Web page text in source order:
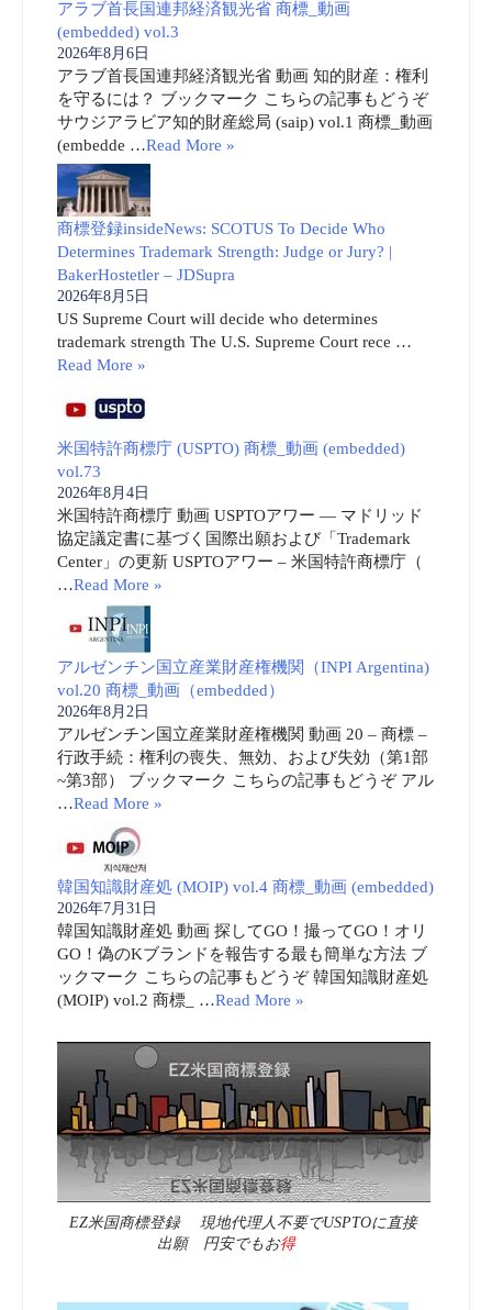
アラブ首長国連邦経済観光省 商標_動画
(embedded) vol.3
2026年8月6日
アラブ首長国連邦経済観光省 動画 知的財産：権利
を守るには？ ブックマーク こちらの記事もどうぞ
サウジアラビア知的財産総局 (saip) vol.1 商標_動画
(embedde …Read More »
商標登録insideNews: SCOTUS To Decide Who
Determines Trademark Strength: Judge or Jury? |
BakerHostetler – JDSupra
2026年8月5日
US Supreme Court will decide who determines
trademark strength The U.S. Supreme Court rece …
Read More »
米国特許商標庁 (USPTO) 商標_動画 (embedded)
vol.73
2026年8月4日
米国特許商標庁 動画 USPTOアワー ― マドリッド
協定議定書に基づく国際出願および「Trademark
Center」の更新 USPTOアワー – 米国特許商標庁（
…Read More »
アルゼンチン国立産業財産権機関（INPI Argentina)
vol.20 商標_動画（embedded）
2026年8月2日
アルゼンチン国立産業財産権機関 動画 20 – 商標 –
行政手続：権利の喪失、無効、および失効（第1部
~第3部） ブックマーク こちらの記事もどうぞ アル
…Read More »
韓国知識財産処 (MOIP) vol.4 商標_動画 (embedded)
2026年7月31日
韓国知識財産処 動画 探してGO！撮ってGO！オリ
GO！偽のKブランドを報告する最も簡単な方法 ブ
ックマーク こちらの記事もどうぞ 韓国知識財産処
(MOIP) vol.2 商標_ …Read More »
EZ米国商標登録 現地代理人不要でUSPTOに直接
出願 円安でもお得